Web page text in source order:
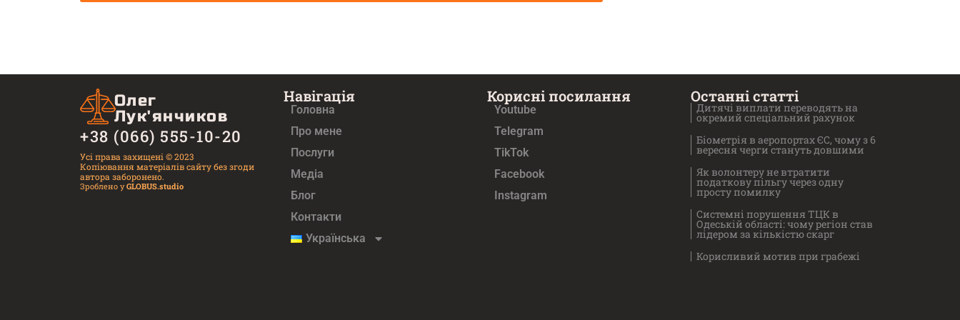
Олег
Лук'янчиков
+38 (066) 555-10-20
Усі права захищені © 2023
Копіювання матеріалів сайту без згоди
автора заборонено.
Зроблено уGLOBUS.studio
Навігація
Головна
Про мене
Послуги
Медiа
Блог
Контакти
Українська
Корисні посилання
Youtube
Telegram
TikTok
Facebook
Instagram
Останні статті
Дитячі виплати переводять на
окремий спеціальний рахунок
Біометрія в аеропортах ЄС, чому з 6
вересня черги стануть довшими
Як волонтеру не втратити
податкову пільгу через одну
просту помилку
Системні порушення ТЦК в
Одеській області: чому регіон став
лідером за кількістю скарг
Корисливий мотив при грабежі